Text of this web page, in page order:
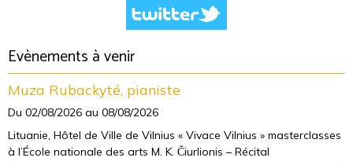
Evènements à venir
Muza Rubackyté, pianiste
Du 02/08/2026 au 08/08/2026
Lituanie, Hôtel de Ville de Vilnius « Vivace Vilnius » masterclasses
à l’École nationale des arts M. K. Čiurlionis – Récital